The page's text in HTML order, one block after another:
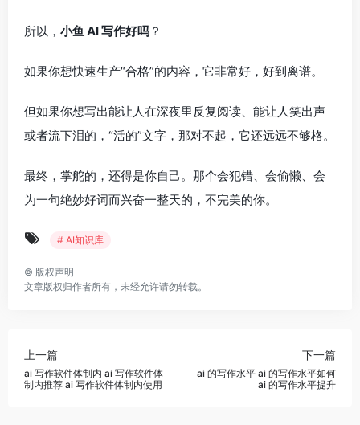
所以， 小鱼 AI 写作好吗 ？
如果你想快速生产“合格”的内容，它非常好，好到离谱。
但如果你想写出能让人在深夜里反复阅读、能让人笑出声
或者流下泪的，“活的”文字，那对不起，它还远远不够格。
最终，掌舵的，还得是你自己。那个会犯错、会偷懒、会
为一句绝妙好词而兴奋一整天的，不完美的你。
# AI知识库
© 版权声明
文章版权归作者所有，未经允许请勿转载。
上一篇
ai 写作软件体制内 ai 写作软件体
制内推荐 ai 写作软件体制内使用
下一篇
ai 的写作水平 ai 的写作水平如何
ai 的写作水平提升